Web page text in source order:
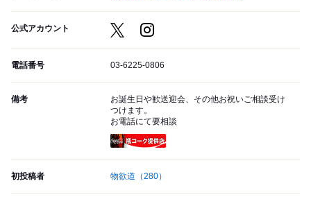
公式アカウント
電話番号 03-6225-0806
備考
お誕生日や歓送迎会、その他お祝いご相談受け
つけます。
お電話にて要相談
初投稿者 物欲道 （280）